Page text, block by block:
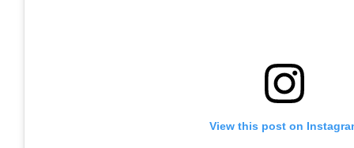
View this post on